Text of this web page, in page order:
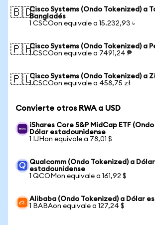
🇧🇩Cisco Systems (Ondo Tokenized) a
Bangladés
1 CSCOon equivale a 15.232,93 ৳
🇵🇭Cisco Systems (Ondo Tokenized) a
1 CSCOon equivale a 7491,24 ₱
🇵🇱Cisco Systems (Ondo Tokenized) a
1 CSCOon equivale a 458,75 zł
Convierte otros RWA a USD
iShares Core S&P MidCap ETF
Dólar estadounidense
1 IJHon equivale a 78,01 $
Qualcomm (Ondo Tokenized) a Dólar
estadounidense
1 QCOMon equivale a 161,92 $
Alibaba (Ondo Tokenized) a Dólar
1 BABAon equivale a 127,24 $